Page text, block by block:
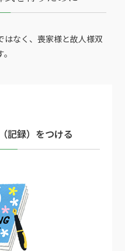
はなく、喪家様と故人様双
記録）をつける